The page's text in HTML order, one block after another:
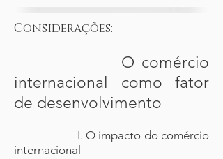
Considerações:
O comércio
internacional como fator
de desenvolvimento
I. O impacto do comércio
internacional